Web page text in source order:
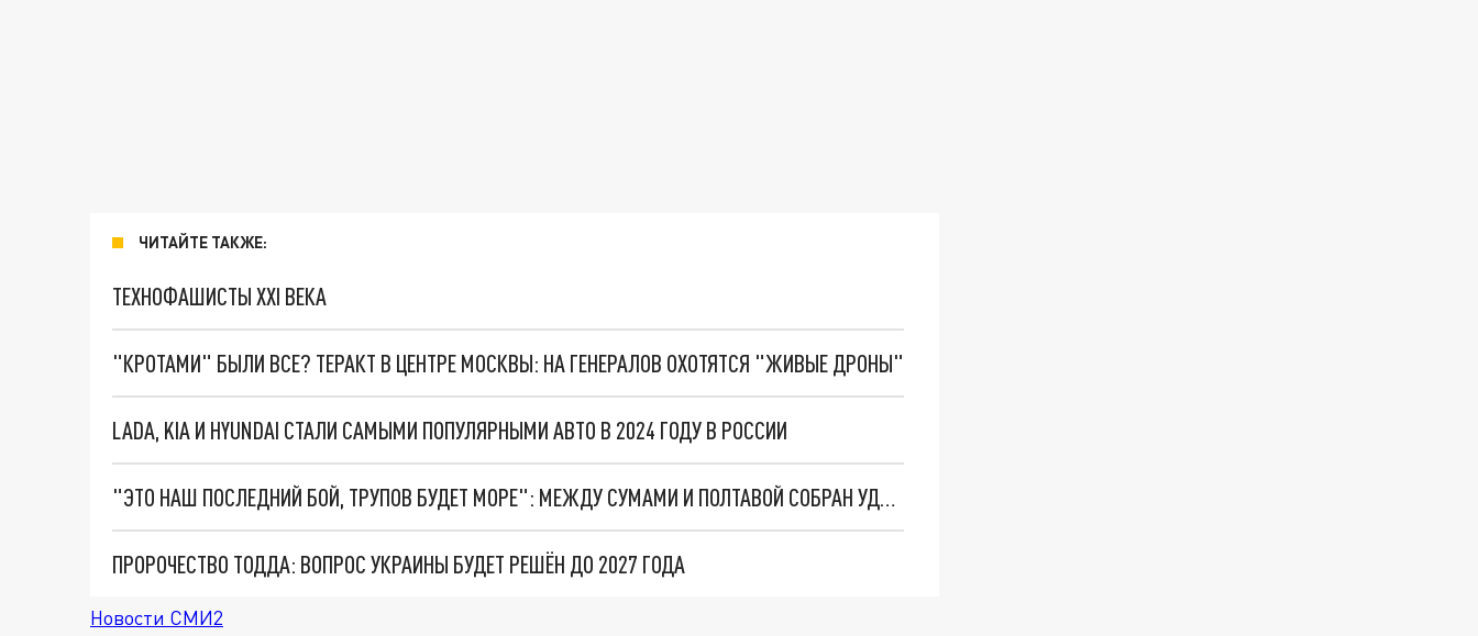
ЧИТАЙТЕ ТАКЖЕ:
ТЕХНОФАШИСТЫ XXI ВЕКА
"КРОТАМИ" БЫЛИ ВСЕ? ТЕРАКТ В ЦЕНТРЕ МОСКВЫ: НА ГЕНЕРАЛОВ ОХОТЯТСЯ "ЖИВЫЕ ДРОНЫ"
LADA, KIA И HYUNDAI СТАЛИ САМЫМИ ПОПУЛЯРНЫМИ АВТО В 2024 ГОДУ В РОССИИ
"ЭТО НАШ ПОСЛЕДНИЙ БОЙ, ТРУПОВ БУДЕТ МОРЕ": МЕЖДУ СУМАМИ И ПОЛТАВОЙ СОБРАН УДАРНЫЙ КУЛАК. К НАСТУПЛЕНИЮ ВСЁ ГОТОВО – СВОДКА СВО ГЛАЗАМИ ВОЕНКОРОВ
ПРОРОЧЕСТВО ТОДДА: ВОПРОС УКРАИНЫ БУДЕТ РЕШЁН ДО 2027 ГОДА
Новости СМИ2